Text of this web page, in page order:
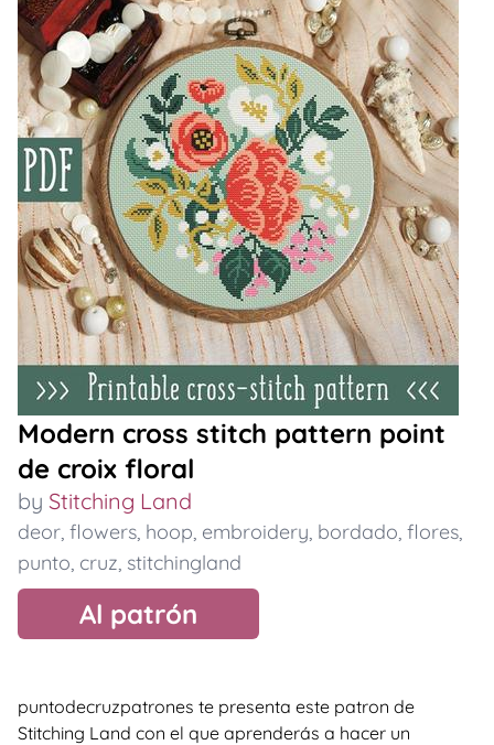
Modern cross stitch pattern point
de croix floral
by Stitching Land
deor, flowers, hoop, embroidery, bordado, flores,
punto, cruz, stitchingland
Al patrón
puntodecruzpatrones te presenta este patron de
Stitching Land con el que aprenderás a hacer un